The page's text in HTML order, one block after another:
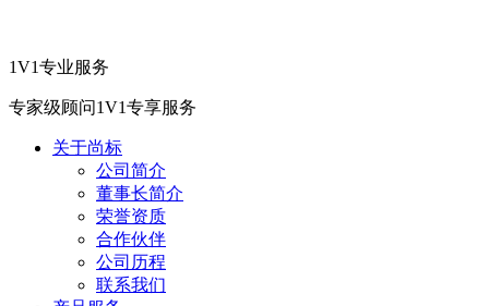
1V1专业服务
专家级顾问1V1专享服务
关于尚标
公司简介
董事长简介
荣誉资质
合作伙伴
公司历程
联系我们